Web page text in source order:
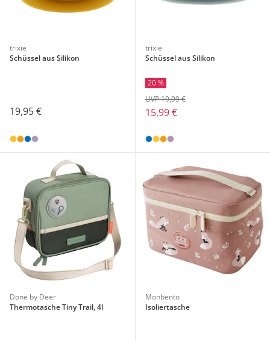
trixie
Schüssel aus Silikon
19,95 €
trixie
Schüssel aus Silikon
20 %
15,99 €
UVP 19,99 €
Done by Deer
Thermotasche Tiny Trail, 4l
Monbento
Isoliertasche